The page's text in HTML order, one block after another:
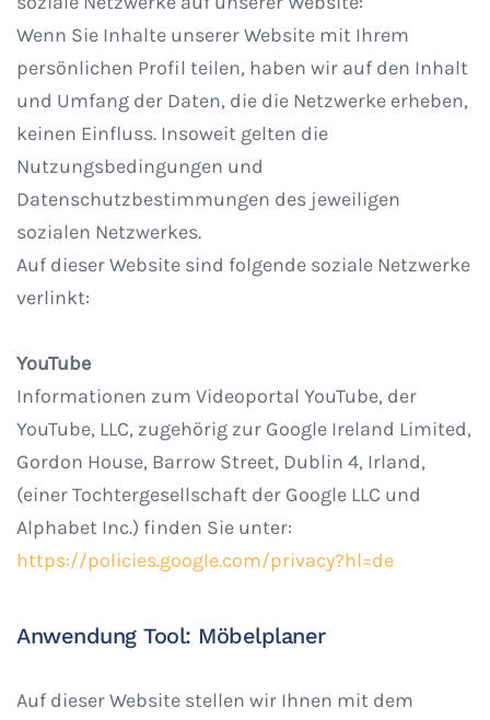
Wenn Sie Inhalte unserer Website mit Ihrem
persönlichen Profil teilen, haben wir auf den Inhalt
und Umfang der Daten, die die Netzwerke erheben,
keinen Einfluss. Insoweit gelten die
Nutzungsbedingungen und
Datenschutzbestimmungen des jeweiligen
sozialen Netzwerkes.
Auf dieser Website sind folgende soziale Netzwerke
verlinkt:
YouTube
Informationen zum Videoportal YouTube, der
YouTube, LLC, zugehörig zur Google Ireland Limited,
Gordon House, Barrow Street, Dublin 4, Irland,
(einer Tochtergesellschaft der Google LLC und
Alphabet Inc.) finden Sie unter:
https://policies.google.com/privacy?hl=de
Anwendung Tool: Möbelplaner
Auf dieser Website stellen wir Ihnen mit dem